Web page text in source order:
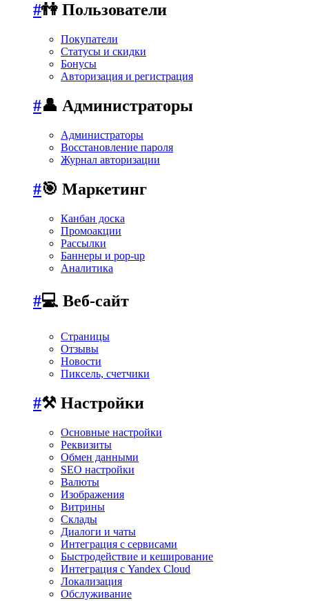
#👫 Пользователи
Покупатели
Статусы и скидки
Бонусы
Авторизация и регистрация
#👤 Администраторы
Администраторы
Восстановление пароля
Журнал авторизации
#🎯 Маркетинг
Канбан доска
Промоакции
Рассылки
Баннеры и pop-up
Аналитика
#💻 Веб-сайт
Страницы
Отзывы
Новости
Пиксель, счетчики
#⚒️ Настройки
Основные настройки
Реквизиты
Обмен данными
SEO настройки
Валюты
Изображения
Витрины
Склады
Диалоги и чаты
Интеграция с сервисами
Быстродействие и кеширование
Интеграция с Yandex Cloud
Локализация
Обслуживание